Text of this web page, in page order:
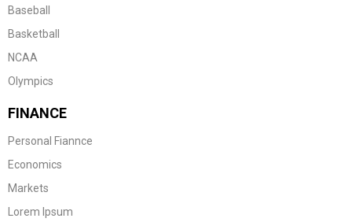
Baseball
Basketball
NCAA
Olympics
FINANCE
Personal Fiannce
Economics
Markets
Lorem Ipsum